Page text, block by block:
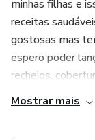
minhas filhas e
receitas
gostosas mas
espero poder
recheios,
Mostrar mais